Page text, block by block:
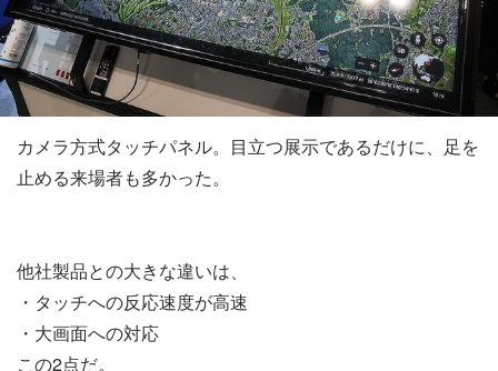
カメラ方式タッチパネル。目立つ展示であるだけに、足を
止める来場者も多かった。
他社製品との大きな違いは、
・タッチへの反応速度が高速
・大画面への対応
この2点だ。